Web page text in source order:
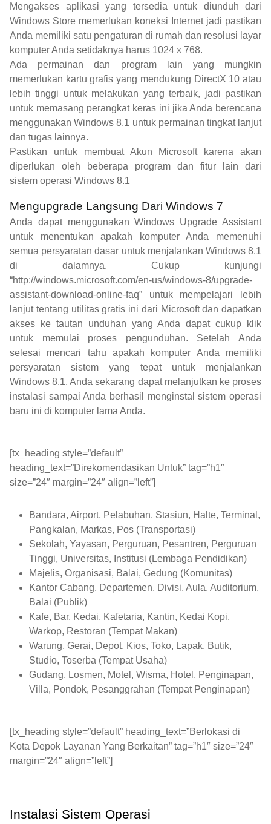
Mengakses aplikasi yang tersedia untuk diunduh dari
Windows Store memerlukan koneksi Internet jadi pastikan
Anda memiliki satu pengaturan di rumah dan resolusi layar
komputer Anda setidaknya harus 1024 x 768.
Ada permainan dan program lain yang mungkin
memerlukan kartu grafis yang mendukung DirectX 10 atau
lebih tinggi untuk melakukan yang terbaik, jadi pastikan
untuk memasang perangkat keras ini jika Anda berencana
menggunakan Windows 8.1 untuk permainan tingkat lanjut
dan tugas lainnya.
Pastikan untuk membuat Akun Microsoft karena akan
diperlukan oleh beberapa program dan fitur lain dari
sistem operasi Windows 8.1
Mengupgrade Langsung Dari Windows 7
Anda dapat menggunakan Windows Upgrade Assistant
untuk menentukan apakah komputer Anda memenuhi
semua persyaratan dasar untuk menjalankan Windows 8.1
di dalamnya. Cukup kunjungi
“http://windows.microsoft.com/en-us/windows-8/upgrade-
assistant-download-online-faq” untuk mempelajari lebih
lanjut tentang utilitas gratis ini dari Microsoft dan dapatkan
akses ke tautan unduhan yang Anda dapat cukup klik
untuk memulai proses pengunduhan. Setelah Anda
selesai mencari tahu apakah komputer Anda memiliki
persyaratan sistem yang tepat untuk menjalankan
Windows 8.1, Anda sekarang dapat melanjutkan ke proses
instalasi sampai Anda berhasil menginstal sistem operasi
baru ini di komputer lama Anda.
[tx_heading style=”default”
heading_text=”Direkomendasikan Untuk” tag=”h1″
size=”24″ margin=”24″ align=”left”]
Bandara, Airport, Pelabuhan, Stasiun, Halte, Terminal,
Pangkalan, Markas, Pos (Transportasi)
Sekolah, Yayasan, Perguruan, Pesantren, Perguruan
Tinggi, Universitas, Institusi (Lembaga Pendidikan)
Majelis, Organisasi, Balai, Gedung (Komunitas)
Kantor Cabang, Departemen, Divisi, Aula, Auditorium,
Balai (Publik)
Kafe, Bar, Kedai, Kafetaria, Kantin, Kedai Kopi,
Warkop, Restoran (Tempat Makan)
Warung, Gerai, Depot, Kios, Toko, Lapak, Butik,
Studio, Toserba (Tempat Usaha)
Gudang, Losmen, Motel, Wisma, Hotel, Penginapan,
Villa, Pondok, Pesanggrahan (Tempat Penginapan)
[tx_heading style=”default” heading_text=”Berlokasi di
Kota Depok Layanan Yang Berkaitan” tag=”h1″ size=”24″
margin=”24″ align=”left”]
Instalasi Sistem Operasi